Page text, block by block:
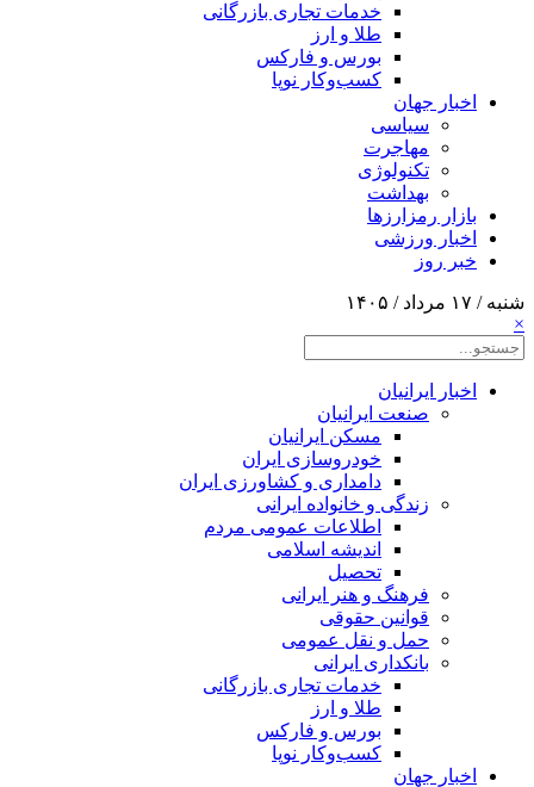
خدمات تجاری بازرگانی
طلا و ارز
بورس و فارکس
کسب‌وکار نوپا
اخبار جهان
سیاسی
مهاجرت
تکنولوژی
بهداشت
بازار رمزارزها
اخبار ورزشی
خبر روز
شنبه / ۱۷ مرداد / ۱۴۰۵
×
اخبار ایرانیان
صنعت ایرانیان
مسکن ایرانیان
خودروسازی ایران
دامداری و کشاورزی ایران
زندگی و خانواده ایرانی
اطلاعات عمومی مردم
اندیشه اسلامی
تحصیل
فرهنگ و هنر ایرانی
قوانین حقوقی
حمل و نقل عمومی
بانکداری ایرانی
خدمات تجاری بازرگانی
طلا و ارز
بورس و فارکس
کسب‌وکار نوپا
اخبار جهان